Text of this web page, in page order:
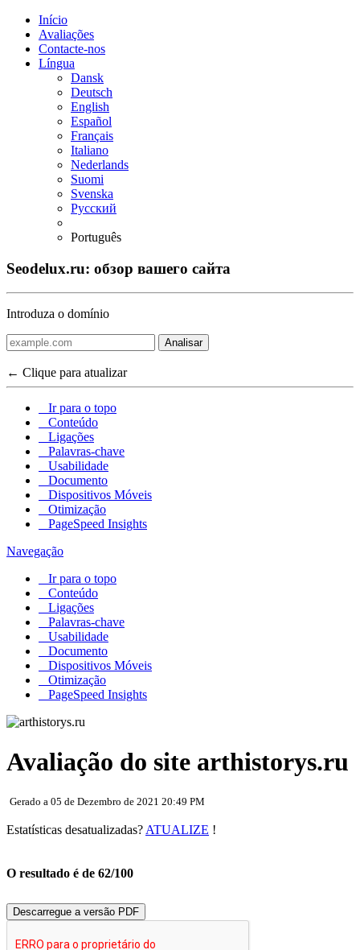
Início
Avaliações
Contacte-nos
Língua
Dansk
Deutsch
English
Español
Français
Italiano
Nederlands
Suomi
Svenska
Русский
Português
Seodelux.ru: обзор вашего сайта
Introduza o domínio
Analisar
← Clique para atualizar
Ir para o topo
Conteúdo
Ligações
Palavras-chave
Usabilidade
Documento
Dispositivos Móveis
Otimização
PageSpeed Insights
Navegação
Ir para o topo
Conteúdo
Ligações
Palavras-chave
Usabilidade
Documento
Dispositivos Móveis
Otimização
PageSpeed Insights
Avaliação do site arthistorys.ru
Gerado a 05 de Dezembro de 2021 20:49 PM
Estatísticas desatualizadas? ATUALIZE !
O resultado é de 62/100
Descarregue a versão PDF